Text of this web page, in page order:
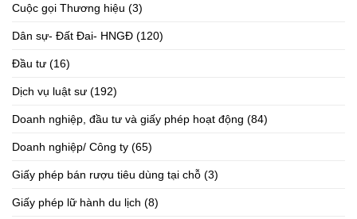
Cuộc gọi Thương hiệu (3)
Dân sự- Đất Đai- HNGĐ (120)
Đầu tư (16)
Dịch vụ luật sư (192)
Doanh nghiệp, đầu tư và giấy phép hoạt động (84)
Doanh nghiệp/ Công ty (65)
Giấy phép bán rượu tiêu dùng tại chỗ (3)
Giấy phép lữ hành du lịch (8)